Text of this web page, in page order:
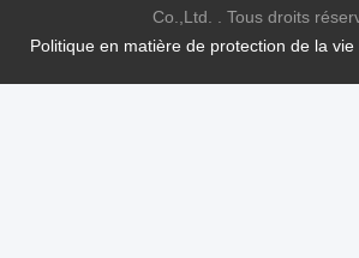
Politique en matière de protection de la vie
Co.,Ltd. . Tous droits